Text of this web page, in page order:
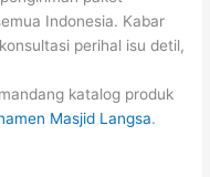
Indonesia. Kabar
perihal isu detil,
katalog produk
Masjid Langsa.